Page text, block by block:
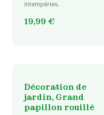
intempéries.
19,99 €
Décoration de
jardin, Grand
papillon rouillé